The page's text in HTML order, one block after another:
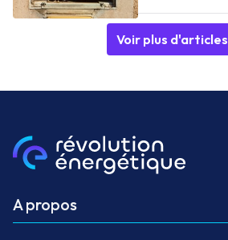
Voir plus d'articles
A propos